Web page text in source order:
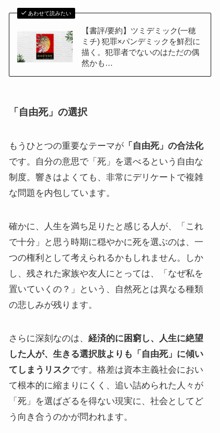
あわせて読みたい
【書評/要約】ツミデミック(一穂
ミチ) 犯罪×パンデミックを鮮烈に
描く。犯罪者でないのはただの偶
然かも…
「自由死」の選択
もうひとつの重要なテーマが「自由死」の合法化
です。自分の意思で「死」を選べるという自由な
制度。響きはよくても、非常にデリケートで複雑
な問題を内包しています。
確かに、人生を満ち足りたと感じる人が、「これ
で十分」と思う時期に穏やかに死を選ぶのは、一
つの権利として考えられるかもしれません。しか
し、残された家族や友人にとっては、「なぜ私を
置いていくの？」という、自然死とは異なる種類
の悲しみが残ります。
さらに深刻なのは、 経済的に困窮し、人生に絶望
した人が、生きる選択肢よりも「自由死」に傾い
てしまうリスクです。格差は資本主義社会におい
て根本的に縮まりにくく、追い詰められた人々が
「死」を選ばざるを得ない現実に、社会としてど
う向き合うのかが問われます。